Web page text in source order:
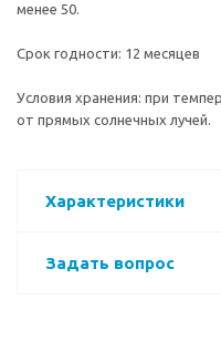
менее 50.
Срок годности: 12 месяцев
Условия хранения: при
от прямых солнечных лучей.
Характеристики
Задать вопрос